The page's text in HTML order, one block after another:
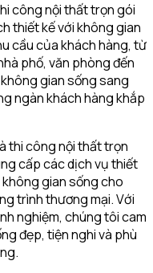
công nội thất trọn gói
thiết kế với không gian
cầu của khách hàng, từ
phố, văn phòng đến
gian sống sang
ngàn khách hàng khắp
thi công nội thất trọn
cấp các dịch vụ thiết
gian sống cho
trình thương mại. Với
nghiệm, chúng tôi cam
đẹp, tiện nghi và phù